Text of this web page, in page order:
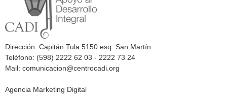
Dirección: Capitán Tula 5150 esq. San Martín
Teléfono: (598) 2222 62 03 - 2222 73 24
Mail: comunicacion@centrocadi.org
Agencia Marketing Digital